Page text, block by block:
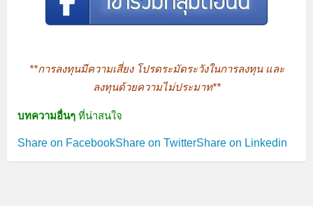
**การลงทุนมีความเสี่ยง โปรดระมัดระวังในการลงทุน และ
ลงทุนด้วยความไม่ประมาท**
บทความอื่นๆ ที่น่าสนใจ
Share on FacebookShare on TwitterShare on Linkedin